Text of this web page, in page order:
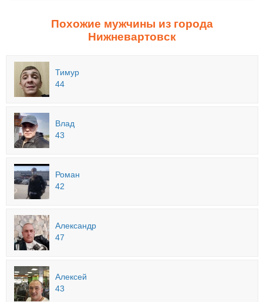
Похожие мужчины из города
Нижневартовск
Тимур
44
Влад
43
Роман
42
Александр
47
Алексей
43